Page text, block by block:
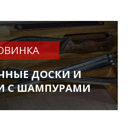
ДОСКИ И
С ШАМПУРАМИ